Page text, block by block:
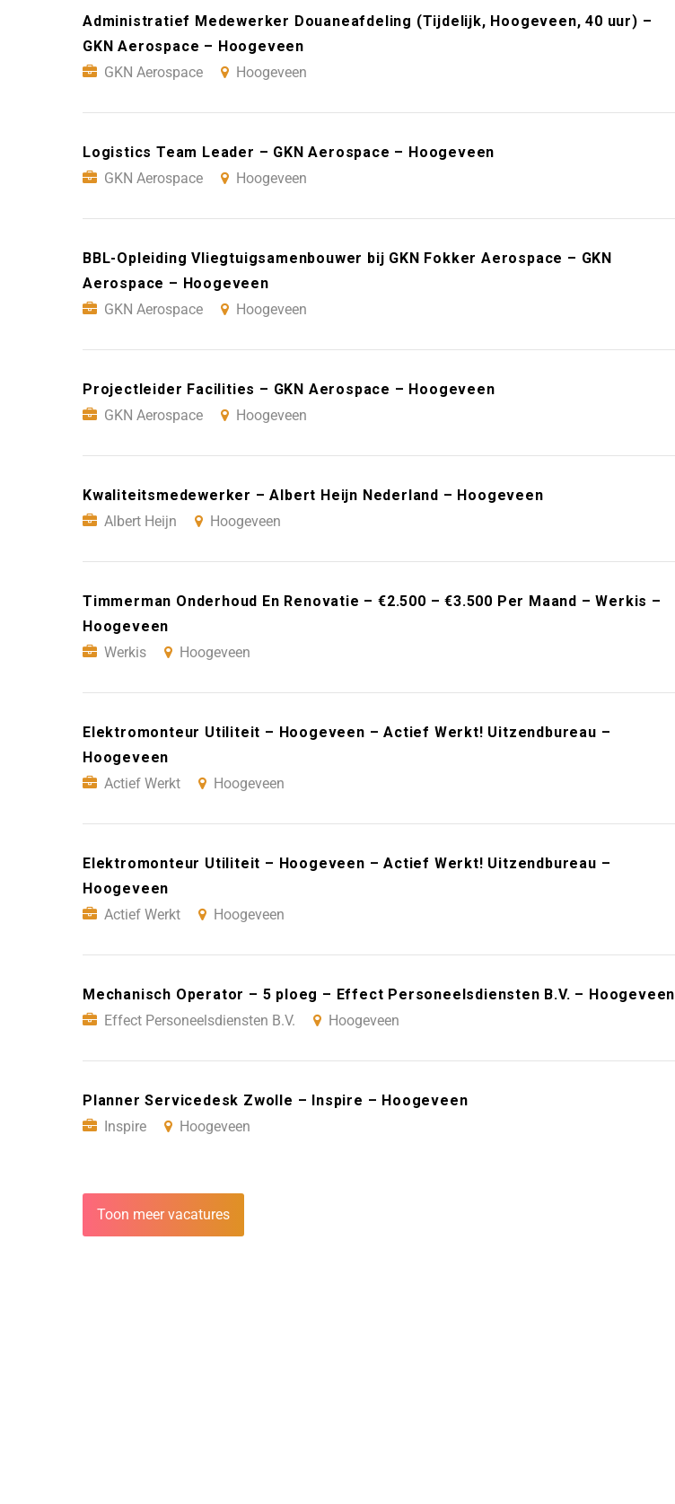
Administratief Medewerker Douaneafdeling (Tijdelijk, Hoogeveen, 40 uur) –
GKN Aerospace – Hoogeveen
GKN Aerospace
Hoogeveen
Logistics Team Leader – GKN Aerospace – Hoogeveen
GKN Aerospace
Hoogeveen
BBL-Opleiding Vliegtuigsamenbouwer bij GKN Fokker Aerospace – GKN
Aerospace – Hoogeveen
GKN Aerospace
Hoogeveen
Projectleider Facilities – GKN Aerospace – Hoogeveen
GKN Aerospace
Hoogeveen
Kwaliteitsmedewerker – Albert Heijn Nederland – Hoogeveen
Albert Heijn
Hoogeveen
Timmerman Onderhoud En Renovatie – €2.500 – €3.500 Per Maand – Werkis –
Hoogeveen
Werkis
Hoogeveen
Elektromonteur Utiliteit – Hoogeveen – Actief Werkt! Uitzendbureau –
Hoogeveen
Actief Werkt
Hoogeveen
Elektromonteur Utiliteit – Hoogeveen – Actief Werkt! Uitzendbureau –
Hoogeveen
Actief Werkt
Hoogeveen
Mechanisch Operator – 5 ploeg – Effect Personeelsdiensten B.V. – Hoogeveen
Effect Personeelsdiensten B.V.
Hoogeveen
Planner Servicedesk Zwolle – Inspire – Hoogeveen
Inspire
Hoogeveen
Toon meer vacatures